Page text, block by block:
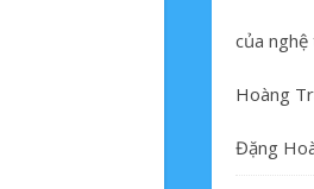
của
Hoàng
Đặng